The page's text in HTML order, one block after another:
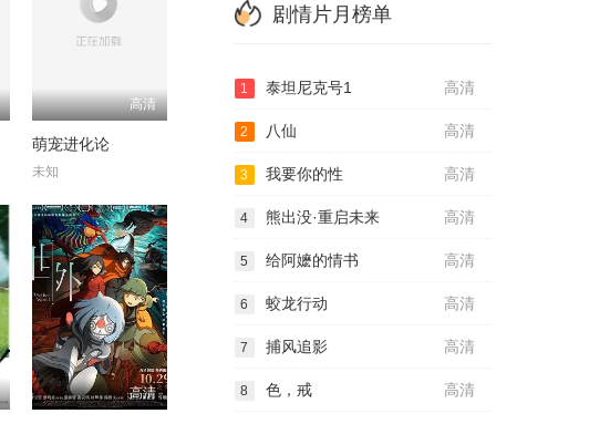
高清
萌宠进化论
未知
高清
剧情片月榜单
高清
1 泰坦尼克号1
高清
2 八仙
高清
3 我要你的性
高清
4 熊出没·重启未来
高清
5 给阿嬷的情书
高清
6 蛟龙行动
高清
7 捕风追影
高清
8 色，戒